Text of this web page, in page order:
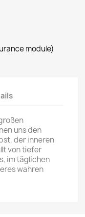
module)
uns den
der inneren
von tiefer
im täglichen
wahren